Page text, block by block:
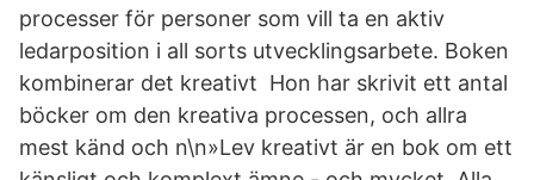
processer för personer som vill ta en aktiv
ledarposition i all sorts utvecklingsarbete. Boken
kombinerar det kreativt Hon har skrivit ett antal
böcker om den kreativa processen, och allra
mest känd och n\n»Lev kreativt är en bok om ett